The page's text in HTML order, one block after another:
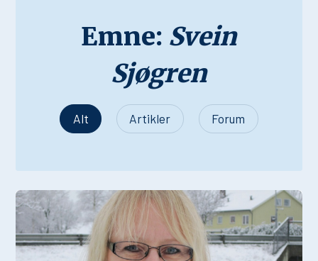
Emne: Svein
Sjøgren
Alt Artikler Forum